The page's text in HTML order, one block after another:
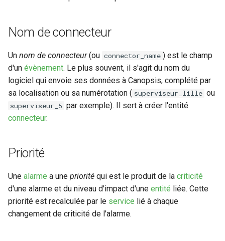
Nom de connecteur
Un nom de connecteur(ou connector_name ) est le champ
d'un évènement. Le plus souvent, il s'agit du nom du
logiciel qui envoie ses données à Canopsis, complété par
sa localisation ou sa numérotation ( superviseur_lille ou
superviseur_5 par exemple). Il sert à créer l'entité
connecteur.
Priorité
Une alarme a une priorité qui est le produit de la criticité
d'une alarme et du niveau d'impact d'une entité liée. Cette
priorité est recalculée par le service lié à chaque
changement de criticité de l'alarme.